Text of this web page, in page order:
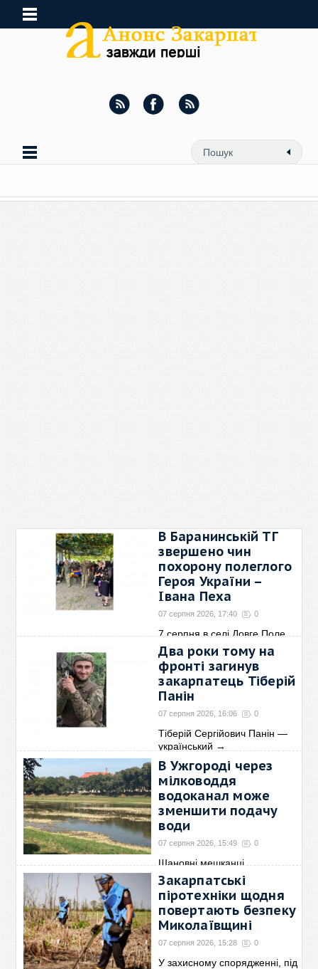
В Баранинській ТГ
звершено чин
похорону полеглого
Героя України –
Івана Пеха
07 серпня 2026, 17:40 0
7 серпня в селі Довге Поле,
що на Ужгородщині →
Два роки тому на
фронті загинув
закарпатець Тіберій
Панін
07 серпня 2026, 16:06 0
Тіберій Сергійович Панін —
український →
В Ужгороді через
мілководдя
водоканал може
зменшити подачу
води
07 серпня 2026, 15:49 0
Шановні мешканці
правосторонньої частини
міста→
Закарпатські
піротехніки щодня
повертають безпеку
Миколаївщині
07 серпня 2026, 15:28 0
У захисному спорядженні, під